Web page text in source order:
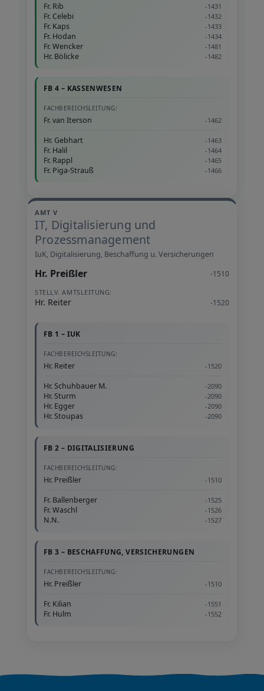
Fr. Rib -1431
Fr. Celebi -1432
Fr. Kaps -1433
Fr. Hodan -1434
Fr. Wencker -1481
Hr. Bölicke -1482
FB 4 – KASSENWESEN
FACHBEREICHSLEITUNG:
Fr. van Iterson -1462
Hr. Gebhart -1463
Fr. Halil -1464
Fr. Rappl -1465
Fr. Piga-Strauß -1466
AMT V
IT, Digitalisierung und
Prozessmanagement
IuK, Digitalisierung, Beschaffung u. Versicherungen
Hr. Preißler -1510
STELLV. AMTSLEITUNG:
Hr. Reiter -1520
FB 1 – IUK
FACHBEREICHSLEITUNG:
Hr. Reiter -1520
Hr. Schuhbauer M. -2090
Hr. Sturm -2090
Hr. Egger -2090
Hr. Stoupas -2090
FB 2 – DIGITALISIERUNG
FACHBEREICHSLEITUNG:
Hr. Preißler -1510
Fr. Ballenberger -1525
Fr. Waschl -1526
N.N. -1527
FB 3 – BESCHAFFUNG, VERSICHERUNGEN
FACHBEREICHSLEITUNG:
Hr. Preißler -1510
Fr. Kilian -1551
Fr. Hulm -1552